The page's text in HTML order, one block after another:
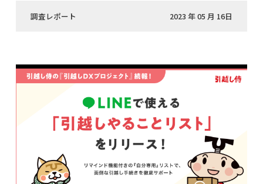
調査レポート 2023 年 05 月 16日